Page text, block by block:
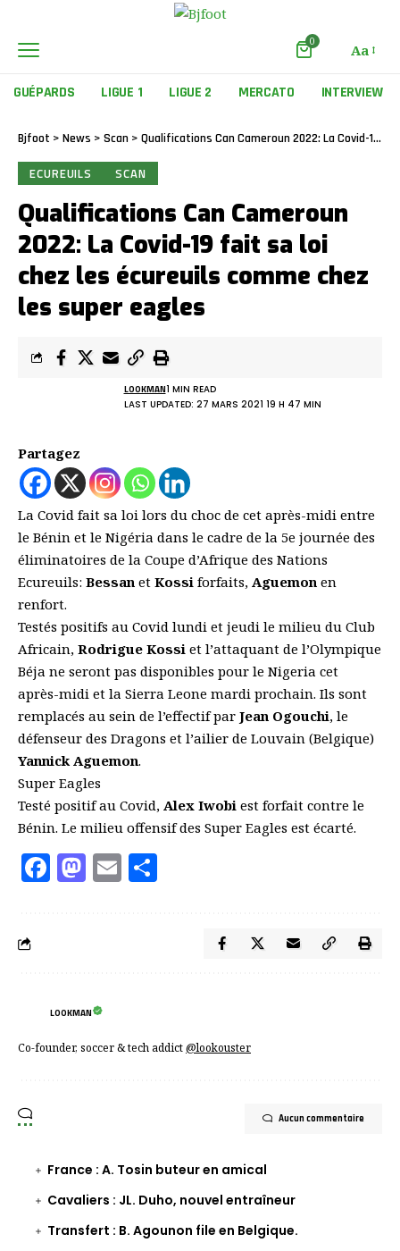
0 Aa
GUÉPARDS LIGUE 1 LIGUE 2 MERCATO INTERVIEW
Bjfoot > News > Scan > Qualifications Can Cameroun 2022: La Covid-19 fait sa loi chez les écureuils comme chez les super eagles
ECUREUILS SCAN
Qualifications Can Cameroun
2022: La Covid-19 fait sa loi
chez les écureuils comme chez
les super eagles
LAST UPDATED: 27 MARS 2021 19 H 47 MIN
LOOKMAN1 MIN READ
Partagez
La Covid fait sa loi lors du choc de cet après-midi entre
le Bénin et le Nigéria dans le cadre de la 5e journée des
éliminatoires de la Coupe d’Afrique des Nations
Ecureuils: Bessan et Kossi forfaits, Aguemon en
renfort.
Testés positifs au Covid lundi et jeudi le milieu du Club
Africain, Rodrigue Kossi et l’attaquant de l’Olympique
Béja ne seront pas disponibles pour le Nigeria cet
après-midi et la Sierra Leone mardi prochain. Ils sont
remplacés au sein de l’effectif par Jean Ogouchi, le
défenseur des Dragons et l’ailier de Louvain (Belgique)
Yannick Aguemon.
Super Eagles
Testé positif au Covid, Alex Iwobi est forfait contre le
Bénin. Le milieu offensif des Super Eagles est écarté.
Facebook
Mastodon
Email
LOOKMAN
Co-founder, soccer & tech addict@lookouster
Aucun commentaire
France : A. Tosin buteur en amical
Cavaliers : JL. Duho, nouvel entraîneur
Transfert : B. Agounon file en Belgique.